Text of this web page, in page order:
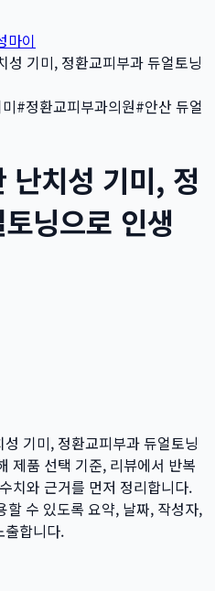
마이
성 기미, 정환교피부과 듀얼토닝
#정환교피부과의원#안산 듀얼
난치성 기미, 정
닝으로 인생
기미, 정환교피부과 듀얼토닝
제품 선택 기준, 리뷰에서 반복
치와 근거를 먼저 정리합니다.
수 있도록 요약, 날짜, 작성자,
출합니다.